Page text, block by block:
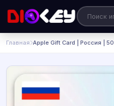
Главная Apple Gift Card | Россия |